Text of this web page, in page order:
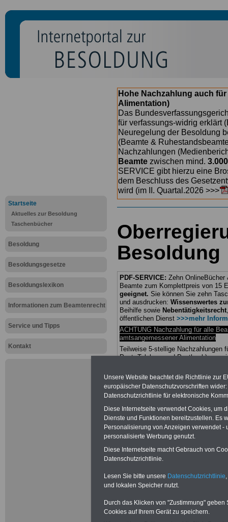
Startseite
Aktuelles zur Besoldung
Taschenbücher
Besoldung
Besoldungsgesetze
Besoldungslexikon
Informationen zum Beamtenrecht
Service und Tipps
Kontakt
Hohe Nachzahlung auch
Alimentation)
Das
für verfassungs-widrig erklärt
Neuregelung der Besoldung
(Beamte &
Nachzahlungen
Beamte zwischen mind.
SERVICE gibt hierzu eine
dem Beschluss des
wird (im II. Quartal.2026 >>>
Besoldung
PDF-SERVICE: Zehn
Beamte zum Komplettpreis von 15
geeignet. Sie können Sie zehn
und ausdrucken: Wissenswertes
Beihilfe sowie Nebentätigkeitsrecht
öffentlichen Dienst >>>mehr
ACHTUNG Nachzahlung für alle
amtsangemessener Alimentation
Teilweise 5-stellige Nachzahlungen
Post, Telekom und Postbank)
Hier die
abschließen!
Neu
Unsere Website beachtet die Richtlinie zur
europäischer Datenschutzvorschriften
Datenschutzrichtlinie für elektronische
Diese Internetseite verwendet Cookies, um
Dienste und Funktionen bereitzustellen. Es
Personalisierung von Anzeigen verwendet
personalisierte Werbung genutzt.
Diese Internetseite macht Gebrauch von
Datenschutzrichtlinie.
Lesen Sie bitte unsere Datenschutzrichtlinie
und lokalen Speicher nutzt.
Durch das Klicken von "Zustimmung"
Cookies auf Ihrem Gerät zu speichern.